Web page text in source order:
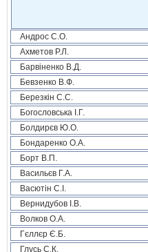
Андрос С.О.
Ахметов Р.Л.
Барвіненко В.Д.
Бевзенко В.Ф.
Березкін С.С.
Богословська І.Г.
Болдирєв Ю.О.
Бондаренко О.А.
Борт В.П.
Васильєв Г.А.
Васютін С.І.
Вернидубов І.В.
Волков О.А.
Гєллєр Є.Б.
Глусь С.К.